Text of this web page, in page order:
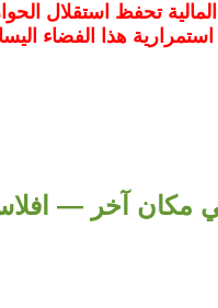
تحفظ استقلال
استمرارية هذا الفضاء
مكان آخر —